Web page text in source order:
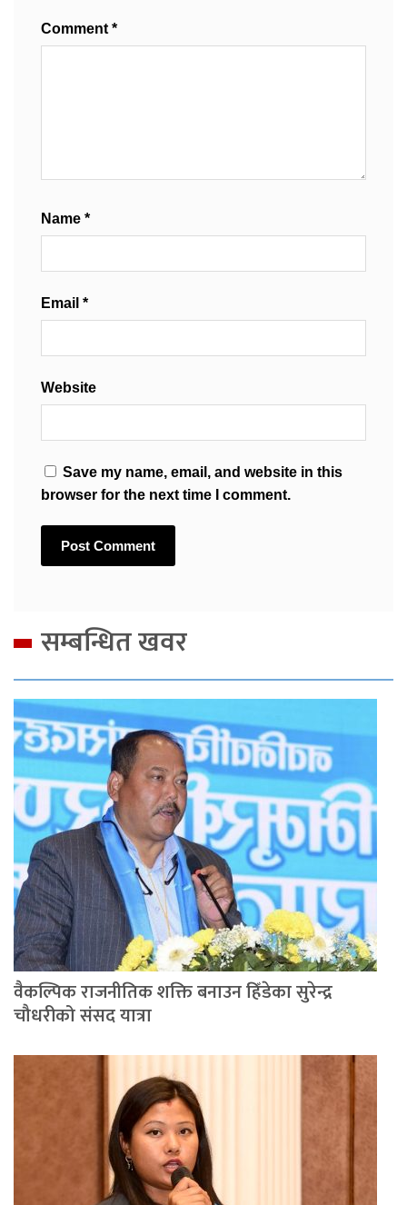
Comment *
Name *
Email *
Website
Save my name, email, and website in this
browser for the next time I comment.
सम्बन्धित खवर
वैकल्पिक राजनीतिक शक्ति बनाउन हिँडेका सुरेन्द्र
चौधरीको संसद यात्रा